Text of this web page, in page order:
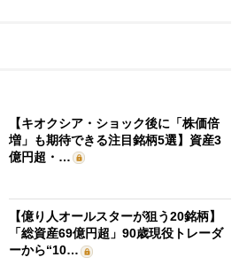
【キオクシア・ショック後に「株価倍
増」も期待できる注目銘柄5選】資産3
億円超・…
【億り人オールスターが狙う20銘柄】
「総資産69億円超」90歳現役トレーダ
ーから“10…